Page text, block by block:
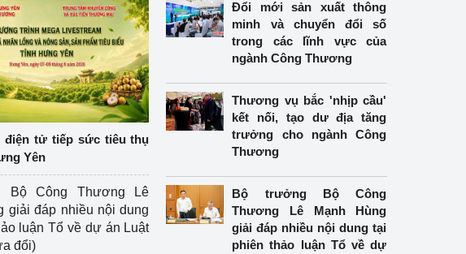
điện tử tiếp sức tiêu thụ
Yên
Bộ Công Thương Lê
giải đáp nhiều nội dung
luận Tổ về dự án Luật
đổi)
Đổi mới sản xuất thông
minh và chuyển đổi số
trong các lĩnh vực của
ngành Công Thương
Thương vụ bắc 'nhịp cầu'
kết nối, tạo dư địa tăng
trưởng cho ngành Công
Thương
Bộ trưởng Bộ Công
Thương Lê Mạnh Hùng
giải đáp nhiều nội dung tại
phiên thảo luận Tổ về dự